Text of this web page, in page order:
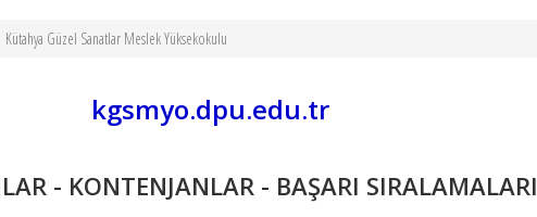
Kütahya Güzel Sanatlar Meslek Yüksekokulu
kgsmyo.dpu.edu.tr
- KONTENJANLAR - BAŞARI SIRALAMALARI